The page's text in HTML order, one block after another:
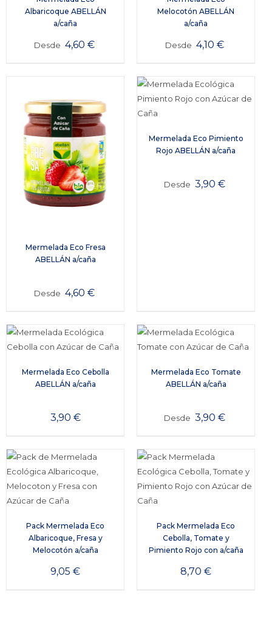
Albaricoque ABELLÁN
a/caña
Desde 4,60 €
Melocotón ABELLÁN
a/caña
Desde 4,10€
Mermelada Eco Fresa
ABELLÁN a/caña
Desde 4,60 €
Mermelada Eco Pimiento
Rojo ABELLÁN a/caña
Desde 3,90€
Mermelada Eco Cebolla
ABELLÁN a/caña
3,90 €
Mermelada Eco Tomate
ABELLÁN a/caña
Desde 3,90€
Pack Mermelada Eco
Albaricoque, Fresa y
Melocotón a/caña
9,05€
Pack Mermelada Eco
Cebolla, Tomate y
Pimiento Rojo con a/caña
8,70€